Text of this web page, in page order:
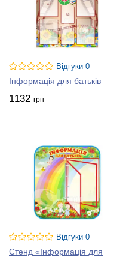
Відгуки 0
Інформація для батьків
1132 грн
Відгуки 0
Стенд «Інформація для